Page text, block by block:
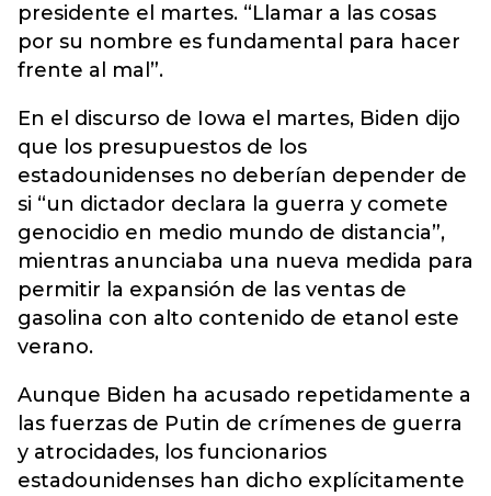
presidente el martes. “Llamar a las cosas
por su nombre es fundamental para hacer
frente al mal”.
En el discurso de Iowa el martes, Biden dijo
que los presupuestos de los
estadounidenses no deberían depender de
si “un dictador declara la guerra y comete
genocidio en medio mundo de distancia”,
mientras anunciaba una nueva medida para
permitir la expansión de las ventas de
gasolina con alto contenido de etanol este
verano.
Aunque Biden ha acusado repetidamente a
las fuerzas de Putin de crímenes de guerra
y atrocidades, los funcionarios
estadounidenses han dicho explícitamente